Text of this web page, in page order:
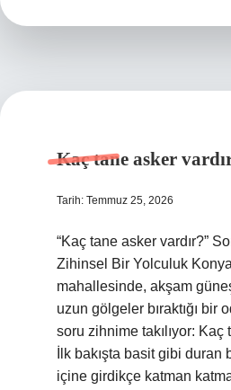
Kaç tane asker
Tarih: Temmuz 25, 2026
“Kaç tane asker vardır?”
Zihinsel Bir Yolculuk
mahallesinde, akşam
uzun gölgeler bıraktığı bir
soru zihnime takılıyor: Kaç
İlk bakışta basit gibi duran
içine girdikçe katman